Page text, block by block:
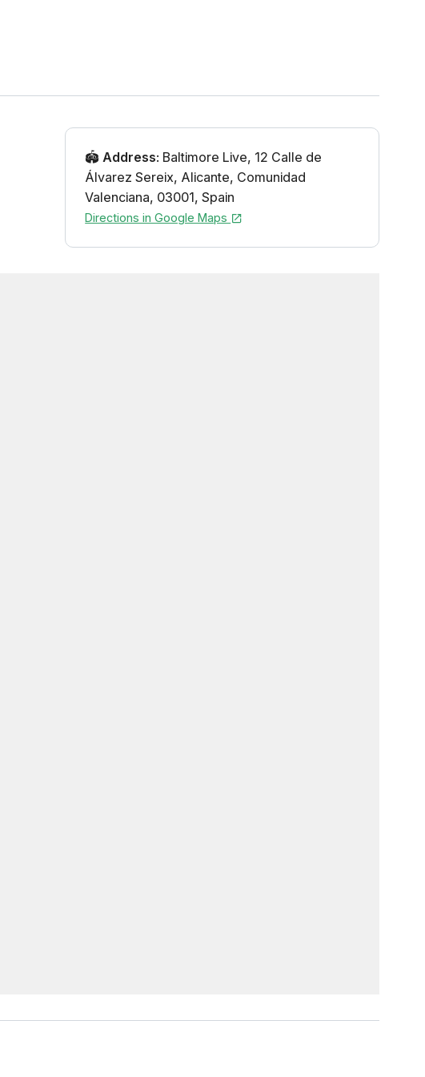
🏟️ Address: Baltimore Live, 12 Calle de
Álvarez Sereix, Alicante, Comunidad
Valenciana, 03001,Spain
Directions in Google Maps